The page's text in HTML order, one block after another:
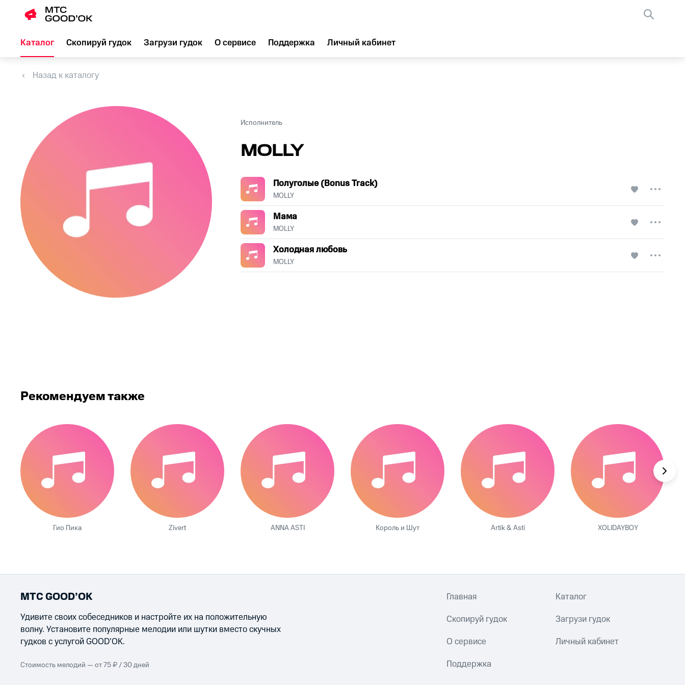
Каталог Скопируй гудок Загрузи гудок О сервисе Поддержка Личный кабинет
Назад к каталогу
Исполнитель
MOLLY
Полуголые (Bonus Track)
MOLLY
Мама
MOLLY
Холодная любовь
MOLLY
Рекомендуем также
Гио Пика Zivert ANNA ASTI Король и Шут Artik & Asti XOLIDAYBOY
МТС GOOD’OK
Удивите своих собеседников и настройте их на положительную
волну. Установите популярные мелодии или шутки вместо скучных
гудков с услугой GOOD’OK.
Стоимость мелодий — от 75 ₽ / 30 дней
Главная Каталог
Скопируй гудок Загрузи гудок
О сервисе Личный кабинет
Поддержка